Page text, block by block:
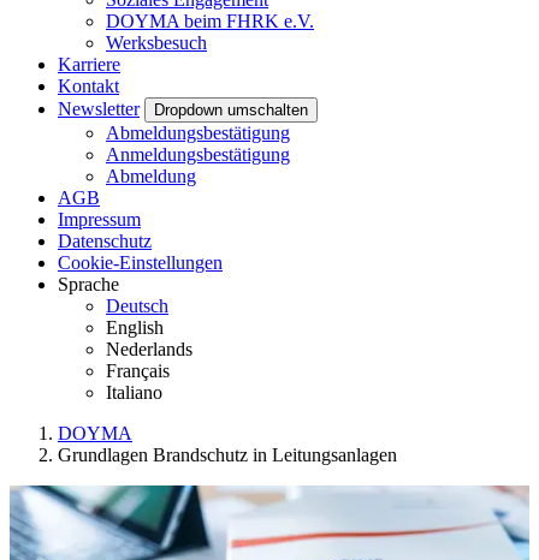
DOYMA beim FHRK e.V.
Werksbesuch
Karriere
Kontakt
Newsletter
Dropdown umschalten
Abmeldungsbestätigung
Anmeldungsbestätigung
Abmeldung
AGB
Impressum
Datenschutz
Cookie-Einstellungen
Sprache
Deutsch
English
Nederlands
Français
Italiano
DOYMA
Grundlagen Brandschutz in Leitungsanlagen